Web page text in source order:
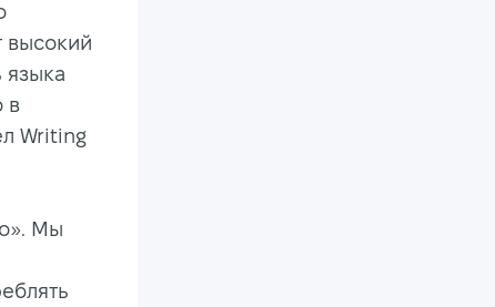
высокий
языка
в
Writing
Мы